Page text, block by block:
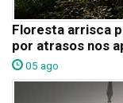
Floresta arrisca
por atrasos nos
05 ago